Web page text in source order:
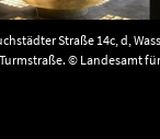
Straße 14c, d,
© Landesamt
Archäologie Sachsen-